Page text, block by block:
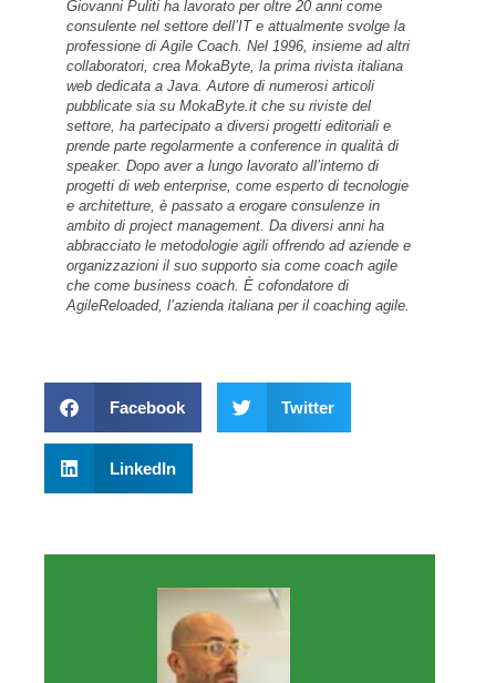
Giovanni Puliti ha lavorato per oltre 20 anni come
consulente nel settore dell’IT e attualmente svolge la
professione di Agile Coach. Nel 1996, insieme ad altri
collaboratori, crea MokaByte, la prima rivista italiana
web dedicata a Java. Autore di numerosi articoli
pubblicate sia su MokaByte.it che su riviste del
settore, ha partecipato a diversi progetti editoriali e
prende parte regolarmente a conference in qualità di
speaker. Dopo aver a lungo lavorato all’interno di
progetti di web enterprise, come esperto di tecnologie
e architetture, è passato a erogare consulenze in
ambito di project management. Da diversi anni ha
abbracciato le metodologie agili offrendo ad aziende e
organizzazioni il suo supporto sia come coach agile
che come business coach. È cofondatore di
AgileReloaded, l’azienda italiana per il coaching agile.
Facebook Twitter
LinkedIn